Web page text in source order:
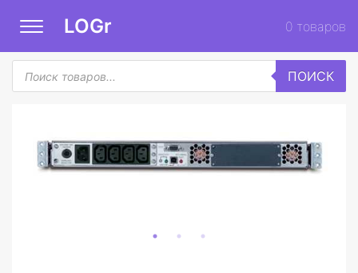
LOGr 0 товаров
Поиск
товаров
ПОИСК